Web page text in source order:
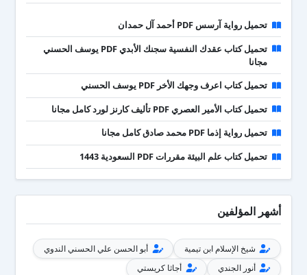
تحميل رواية آرسس PDF أحمد آل حمدان
تحميل كتاب عقدك النفسية سجنك الأبدي PDF يوسف الحسني
مجانا
تحميل كتاب اعرف وجهك الأخر PDF يوسف الحسني
تحميل كتاب الأمير العصري PDF تأليف كارنز لورد كامل مجانا
تحميل رواية إذما PDF محمد صادق كامل مجانا
تحميل كتاب علم البيئة مقررات PDF السعودية 1443
أشهر المؤلفين
شيخ الإسلام ابن تيمية
أبو الحسن علي الحسني الندوي
أنور الجندي
أجاثا كريستي